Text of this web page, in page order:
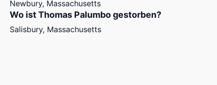
Newbury, Massachusetts
Wo ist Thomas Palumbo gestorben?
Salisbury, Massachusetts